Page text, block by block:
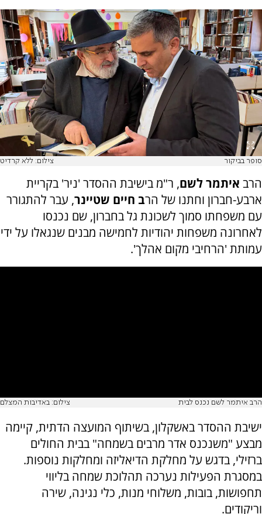
סופר בביקור צילום: ללא קרדיט
הרב איתמר לשם, ר"מ בישיבת ההסדר 'ניר' בקריית
ארבע-חברון וחתנו של הרב חיים שטיינר, עבר להתגורר
עם משפחתו סמוך לשכונת גל בחברון, שם נכנסו
לאחרונה משפחות יהודיות לחמישה מבנים שנגאלו על ידי
עמותת 'הרחיבי מקום אהלך'.
הרב איתמר לשם נכנס לבית צילום: באדיבות המצלם
ישיבת ההסדר באשקלון, בשיתוף המועצה הדתית, קיימה
מבצע "משנכנס אדר מרבים בשמחה" בבית החולים
ברזילי, בדגש על מחלקת הדיאליזה ומחלקות נוספות.
במסגרת הפעילות נערכה תהלוכת שמחה בליווי
תחפושות, בובות, משלוחי מנות, כלי נגינה, שירה
וריקודים.